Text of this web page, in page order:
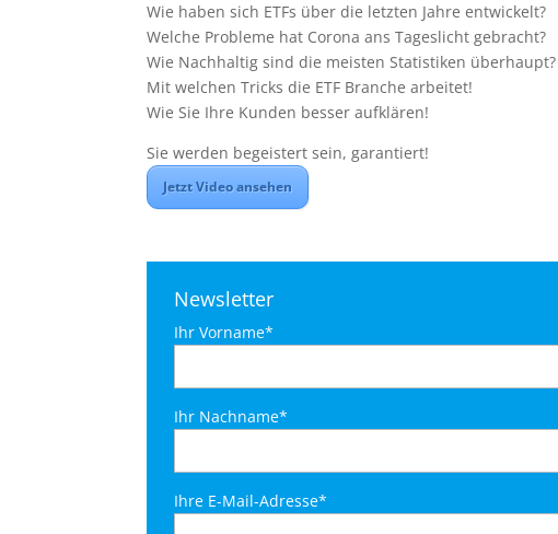
Wie haben sich ETFs über die letzten Jahre entwickelt?
Welche Probleme hat Corona ans Tageslicht gebracht?
Wie Nachhaltig sind die meisten Statistiken überhaupt?
Mit welchen Tricks die ETF Branche arbeitet!
Wie Sie Ihre Kunden besser aufklären!
Sie werden begeistert sein, garantiert!
Jetzt Video ansehen
Newsletter
Ihr Vorname*
Ihr Nachname*
Ihre E-Mail-Adresse*